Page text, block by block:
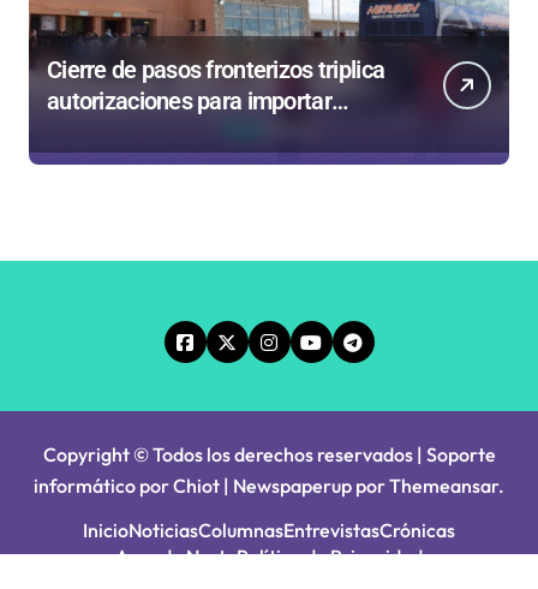
Cierre de pasos fronterizos triplica
autorizaciones para importar
Copyright © Todos los derechos reservados | Soporte
informático por Chiot | Newspaperup porThemeansar.
InicioNoticiasColumnasEntrevistasCrónicas
Agenda NortePolítica de Privacidad